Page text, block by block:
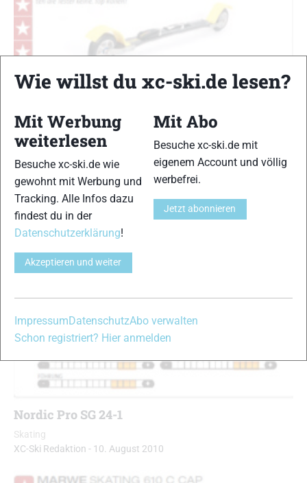
Nordic Pro SG 24-2
Skating
XC-Ski Redaktion-10. August 2010
Nordic Pro SG 24-1
Skating
XC-Ski Redaktion - 10. August 2010
Wie willst du xc-ski.de lesen?
Mit Werbung
weiterlesen
Besuche xc-ski.de wie
gewohnt mit Werbung und
Tracking. Alle Infos dazu
findest du in der
Datenschutzerklärung!
Akzeptieren und weiter
Mit Abo
Besuche xc-ski.de mit
eigenem Account und völlig
werbefrei.
Jetzt abonnieren
Impressum DatenschutzAbo verwalten
Schon registriert? Hier anmelden